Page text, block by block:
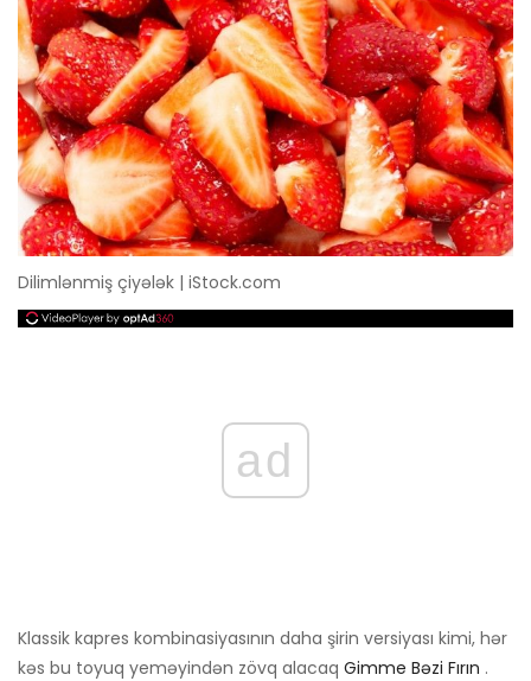
Dilimlənmiş çiyələk | iStock.com
ad
Klassik kapres kombinasiyasının daha şirin versiyası kimi, hər
kəs bu toyuq yeməyindən zövq alacaq Gimme Bəzi Fırın .